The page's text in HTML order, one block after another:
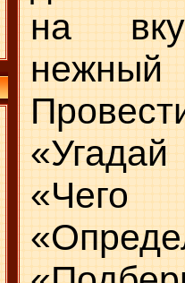
на
«Чего